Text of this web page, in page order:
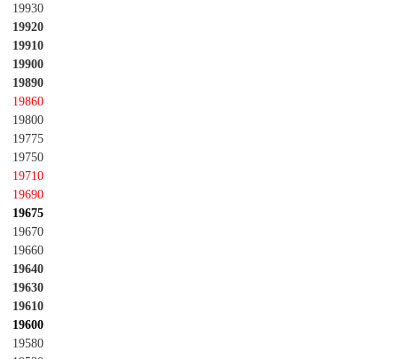
19930
19920
19910
19900
19890
19860
19800
19775
19750
19710
19690
19675
19670
19660
19640
19630
19610
19600
19580